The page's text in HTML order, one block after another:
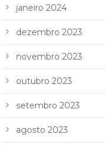
janeiro 2024
dezembro 2023
novembro 2023
outubro 2023
setembro 2023
agosto 2023